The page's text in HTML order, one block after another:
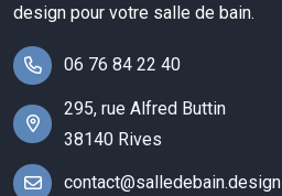
design pour votre salle de bain.
06 76 84 22 40
295, rue Alfred Buttin
38140 Rives
contact@salledebain.design